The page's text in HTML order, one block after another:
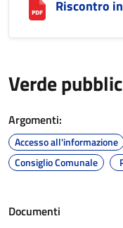
Riscontro
Verde
Argomenti:
Accesso all'informazione
Consiglio Comunale
Documenti